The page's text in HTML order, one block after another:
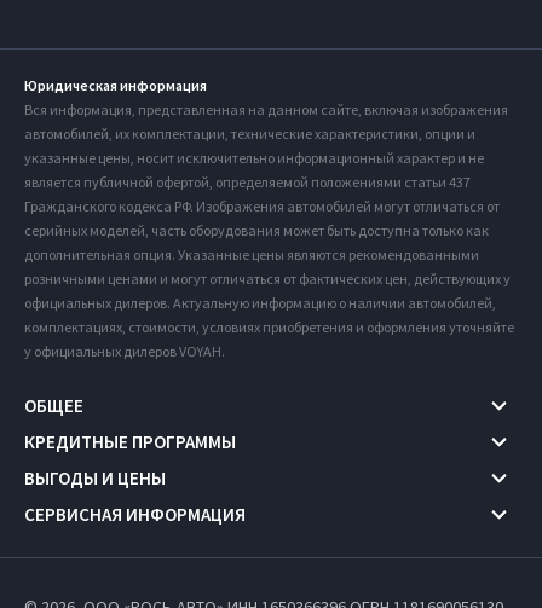
Юридическая информация
Вся информация, представленная на данном сайте, включая изображения
автомобилей, их комплектации, технические характеристики, опции и
указанные цены, носит исключительно информационный характер и не
является публичной офертой, определяемой положениями статьи 437
Гражданского кодекса РФ. Изображения автомобилей могут отличаться от
серийных моделей, часть оборудования может быть доступна только как
дополнительная опция. Указанные цены являются рекомендованными
розничными ценами и могут отличаться от фактических цен, действующих у
официальных дилеров. Актуальную информацию о наличии автомобилей,
комплектациях, стоимости, условиях приобретения и оформления уточняйте
у официальных дилеров VOYAH.
ОБЩЕЕ
КРЕДИТНЫЕ ПРОГРАММЫ
ВЫГОДЫ И ЦЕНЫ
СЕРВИСНАЯ ИНФОРМАЦИЯ